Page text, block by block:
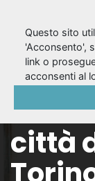
I
città
Questo sito
'Acconsento',
link o
acconsenti al